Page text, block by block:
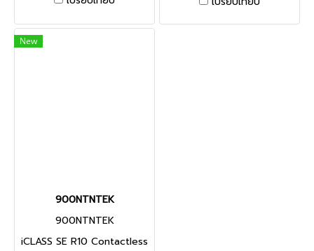
New
900NTNTEK
900NTNTEK
iCLASS SE R10 Contactless